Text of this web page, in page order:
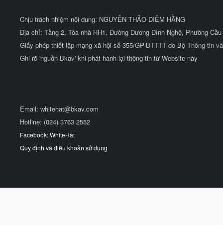
Chịu trách nhiệm nội dung: NGUYỄN THẢO DIỄM HẰNG
Địa chỉ: Tầng 2, Tòa nhà HH1, Đường Dương Đình Nghệ, Phường
Giấy phép thiết lập mạng xã hội số 355/GP-BTTTT do Bộ Thông tin
Ghi rõ 'nguồn Bkav' khi phát hành lại thông tin từ Website này
Email: whitehat@bkav.com
Hotline: (024) 3763 2552
Facebook: WhiteHat
Quy định và điều khoản sử dụng